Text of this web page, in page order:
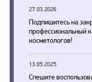
27.03.2026
Подпишитесь на
профессиональный
косметологов!
13.05.2025
Спешите